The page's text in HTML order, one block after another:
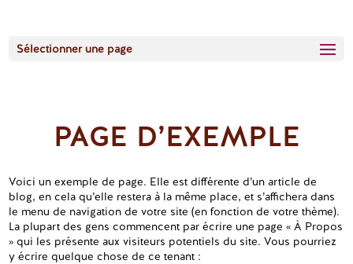
Sélectionner une page
PAGE D’EXEMPLE
Voici un exemple de page. Elle est différente d’un article de
blog, en cela qu’elle restera à la même place, et s’affichera dans
le menu de navigation de votre site (en fonction de votre thème).
La plupart des gens commencent par écrire une page « À Propos
» qui les présente aux visiteurs potentiels du site. Vous pourriez
y écrire quelque chose de ce tenant :